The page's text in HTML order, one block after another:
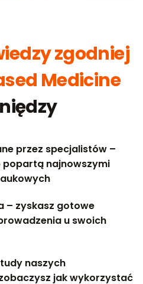
zgodniej
Medicine
przez specjalistów –
najnowszymi
– zyskasz gotowe
u swoich
naszych
jak wykorzystać